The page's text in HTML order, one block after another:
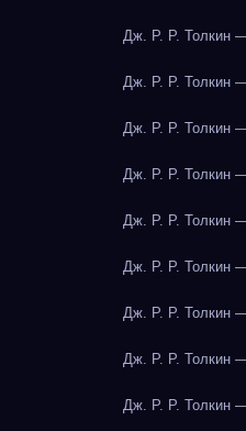
Дж. Р. Р. Толкин
Дж. Р. Р. Толкин
Дж. Р. Р. Толкин
Дж. Р. Р. Толкин
Дж. Р. Р. Толкин
Дж. Р. Р. Толкин
Дж. Р. Р. Толкин
Дж. Р. Р. Толкин
Дж. Р. Р. Толкин